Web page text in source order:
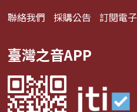
聯絡我們 採購公告 訂閱電
臺灣之音APP